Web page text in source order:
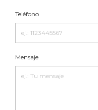
Teléfono
Mensaje